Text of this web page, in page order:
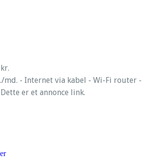
md. - Internet via kabel - Wi-Fi router -
er et annonce link.